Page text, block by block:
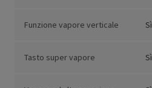
Funzione vapore verticale Sì
Tasto super vapore Sì